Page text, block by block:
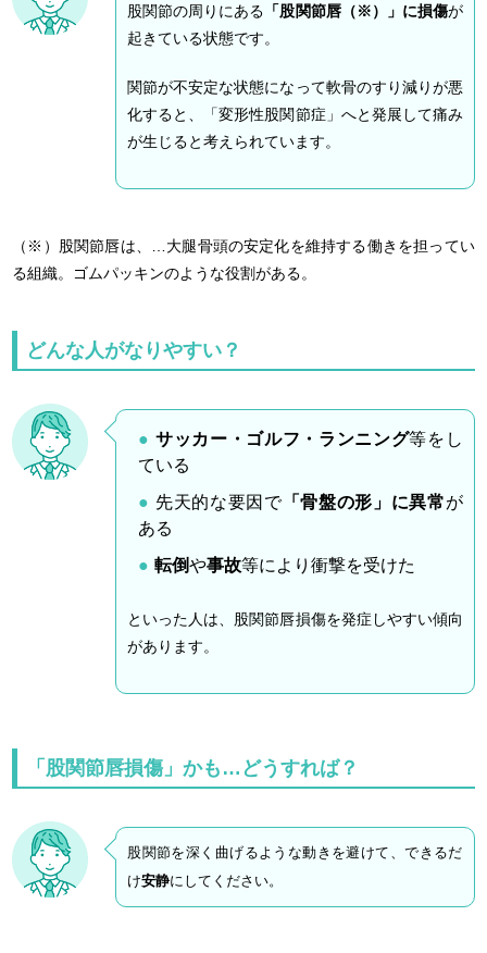
股関節の周りにある 「股関節唇（※）」に損傷が
起きている状態です。
関節が不安定な状態になって軟骨のすり減りが悪
化すると、「変形性股関節症」へと発展して痛み
が生じると考えられています。
（※）股関節唇は、…大腿骨頭の安定化を維持する働きを担ってい
る組織。ゴムパッキンのような役割がある。
どんな人がなりやすい？
サッカー・ゴルフ・ランニング等をし
ている
先天的な要因で「骨盤の形」に異常が
ある
転倒や事故等により衝撃を受けた
といった人は、股関節唇損傷を発症しやすい傾向
があります。
「股関節唇損傷」かも…どうすれば？
股関節を深く曲げるような動きを避けて、できるだ
け安静にしてください。